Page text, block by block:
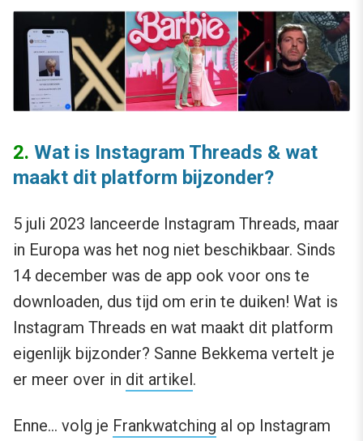
2. Wat is Instagram Threads & wat
maakt dit platform bijzonder?
5 juli 2023 lanceerde Instagram Threads, maar
in Europa was het nog niet beschikbaar. Sinds
14 december was de app ook voor ons te
downloaden, dus tijd om erin te duiken! Wat is
Instagram Threads en wat maakt dit platform
eigenlijk bijzonder? Sanne Bekkema vertelt je
er meer over in dit artikel.
Enne… volg je Frankwatching al op Instagram